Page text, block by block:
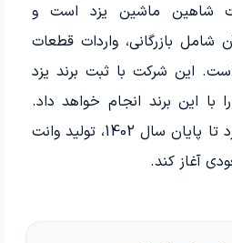
شاهین ماشین یزد است و
شامل بازرگانی، واردات قطعات
این شرکت با ثبت برند یزد
با این برند انجام خواهد داد.
خودروسازی یزد قصد دارد تا پایان سال 1402، تولید وانت
آغاز کند.